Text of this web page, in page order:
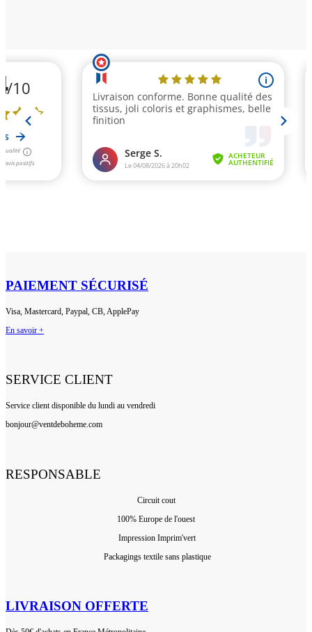
PAIEMENT SÉCURISÉ
Visa, Mastercard, Paypal, CB, ApplePay
En savoir +
SERVICE CLIENT
Service client disponible du lundi au vendredi
bonjour@ventdeboheme.com
RESPONSABLE
Circuit cout
100% Europe de l'ouest
Impression Imprim'vert
Packagings textile sans plastique
LIVRAISON OFFERTE